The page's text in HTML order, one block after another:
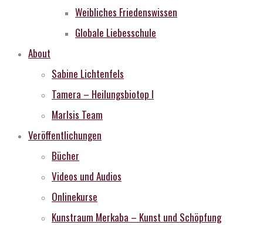
Weibliches Friedenswissen
Globale Liebesschule
About
Sabine Lichtenfels
Tamera – Heilungsbiotop I
MarIsis Team
Veröffentlichungen
Bücher
Videos und Audios
Onlinekurse
Kunstraum Merkaba – Kunst und Schöpfung